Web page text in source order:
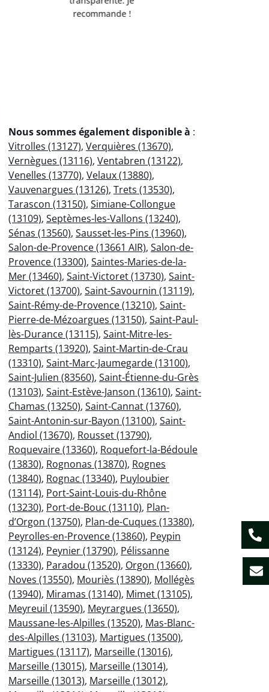
encombrants métalliques en
Nous sommes également disponible à :
Vitrolles (13127), Verquières (13670),
Vernègues (13116), Ventabren (13122),
Venelles (13770), Velaux (13880),
Vauvenargues (13126), Trets (13530),
Tarascon (13150), Simiane-Collongue
(13109), Septèmes-les-Vallons (13240),
Sénas (13560), Sausset-les-Pins (13960),
Salon-de-Provence (13661 AIR), Salon-de-
Provence (13300), Saintes-Maries-de-la-
Mer (13460), Saint-Victoret (13730), Saint-
Victoret (13700), Saint-Savournin (13119),
Saint-Rémy-de-Provence (13210), Saint-
Pierre-de-Mézoargues (13150), Saint-Paul-
lès-Durance (13115), Saint-Mitre-les-
Remparts (13920), Saint-Martin-de-Crau
(13310), Saint-Marc-Jaumegarde (13100),
Saint-Julien (83560), Saint-Étienne-du-Grès
(13103), Saint-Estève-Janson (13610), Saint-
Chamas (13250), Saint-Cannat (13760),
Saint-Antonin-sur-Bayon (13100), Saint-
Andiol (13670), Rousset (13790),
Roquevaire (13360), Roquefort-la-Bédoule
(13830), Rognonas (13870), Rognes
(13840), Rognac (13340), Puyloubier
(13114), Port-Saint-Louis-du-Rhône
(13230), Port-de-Bouc (13110), Plan-
d’Orgon (13750), Plan-de-Cuques (13380),
Peyrolles-en-Provence (13860), Peypin
(13124), Peynier (13790), Pélissanne
(13330), Paradou (13520), Orgon (13660),
Noves (13550), Mouriès (13890), Mollégès
(13940), Miramas (13140), Mimet (13105),
Meyreuil (13590), Meyrargues (13650),
Maussane-les-Alpilles (13520), Mas-Blanc-
des-Alpilles (13103), Martigues (13500),
Martigues (13117), Marseille (13016),
Marseille (13015), Marseille (13014),
Marseille (13013), Marseille (13012),